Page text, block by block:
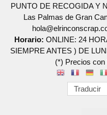
PUNTO DE RECOGIDA Y
Las Palmas de Gran
Horario: ONLINE: 24
SIEMPRE ANTES ) DE
(*) Precios